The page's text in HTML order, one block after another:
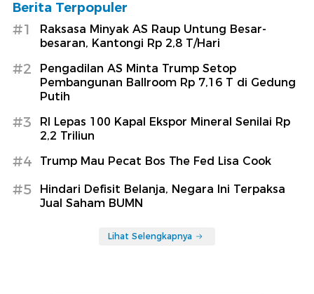
Berita Terpopuler
#1
Raksasa Minyak AS Raup Untung Besar-
besaran, Kantongi Rp 2,8 T/Hari
#2
Pengadilan AS Minta Trump Setop
Pembangunan Ballroom Rp 7,16 T di Gedung
Putih
#3
RI Lepas 100 Kapal Ekspor Mineral Senilai Rp
2,2 Triliun
#4 Trump Mau Pecat Bos The Fed Lisa Cook
#5
Hindari Defisit Belanja, Negara Ini Terpaksa
Jual Saham BUMN
Lihat Selengkapnya